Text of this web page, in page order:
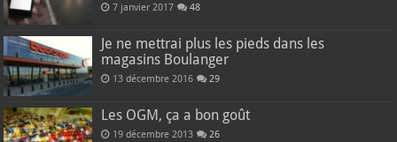
7 janvier 2017 48
Je ne mettrai plus les pieds dans les
magasins Boulanger
13 décembre 2016 29
Les OGM, ça a bon goût
19 décembre 2013 26